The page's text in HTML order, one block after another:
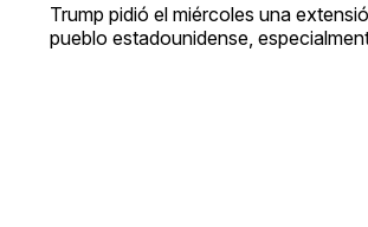
Trump pidió el miércoles una
pueblo estadounidense,